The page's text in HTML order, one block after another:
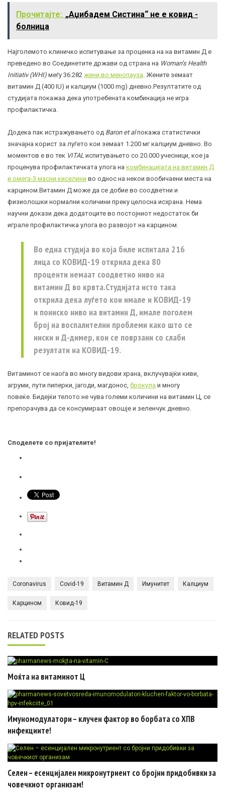
Прочитајте: „Аџибадем Систина“ не е ковид -
болница
Најголемото клиничко испитување за проценка на на витамин Д е
преведено во Соединетите држави од страна на Woman’s Health
Initiativ (WHI) меѓу 36.282 жени во менопауза . Жените земаат
витамин Д (400 IU) и калциум (1000 mg) дневно.Резултатите од
студијата покажаа дека употребената комбинација не игра
профилактичка.
Додека пак истражувањето од Baron et alпокажа статистички
значајна корист за луѓето кои земаат 1.200 мг калциум дневно. Во
моментов е во тек VITAL испитувањето со 20.000 учесници, кое ја
проценува профилактичката улога на комбинацијата на витамин Д
и омега-3 масни киселини во однос на некои вообичаени места на
карцином.Витамин Д може да се добие во соодветни и
физиолошки нормални количини преку целосна исхрана. Нема
научни докази дека додатоците во постојниот недостаток би
играле профилактичка улога во развојот на карцином.
Во една студија во која биле испитала 216
лица со КОВИД-19 открила дека 80
проценти немаат соодветно ниво на
витамин Д во крвта.Студијата исто така
открила дека луѓето кои имале и КОВИД-19
и пониско ниво на витамин Д, имале поголем
број на воспалителни проблеми како што се
ниски и Д-димер, кои се поврзани со слаби
резултати на КОВИД-19.
Витаминот се наоѓа во многу видови храна, вклучувајќи киви,
агруми, лути пиперки, јагоди, магдонос, брокула и многу
повеќе. Бидејќи телото не чува големи количини на витамин Ц, се
препорачува да се консумираат овошје и зеленчук дневно.
Споделете со пријателите!
Coronavirus Covid-19 Витамин Д Имунитет Калциум
Карцином Ковид-19
RELATED POSTS
Моќта на витаминот Ц
Имуномодулатори – клучен фактор во борбата со ХПВ
инфекциите!
Селен – есенцијален микронутриент со бројни придобивки за
човечкиот организам!